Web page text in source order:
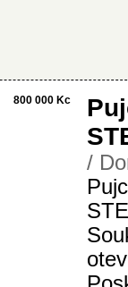
800 000 Kc
/